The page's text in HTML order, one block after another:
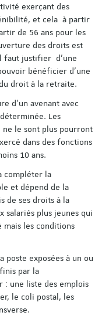
exerçant des
et cela à partir
de 56 ans pour les
des droits est
faut justifier d’une
bénéficier d’une
droit à la retraite.
d’un avenant avec
Les
ne le sont plus pourront
dans des fonctions
10 ans.
compléter la
et dépend de la
de ses droits à la
salariés plus jeunes qui
mais les conditions
poste exposées à un ou
par la
: une liste des emplois
le coli postal, les